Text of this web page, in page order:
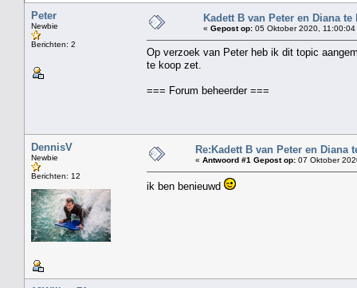
Peter
Newbie
Berichten: 2
Kadett B van Peter en Diana te
« Gepost op: 05 Oktober 2020, 11:00:04
Op verzoek van Peter heb ik dit topic
te koop zet.
=== Forum beheerder ===
DennisV
Newbie
Berichten: 12
Re:Kadett B van Peter en Diana
« Antwoord #1 Gepost op: 07 Oktober
ik ben benieuwd